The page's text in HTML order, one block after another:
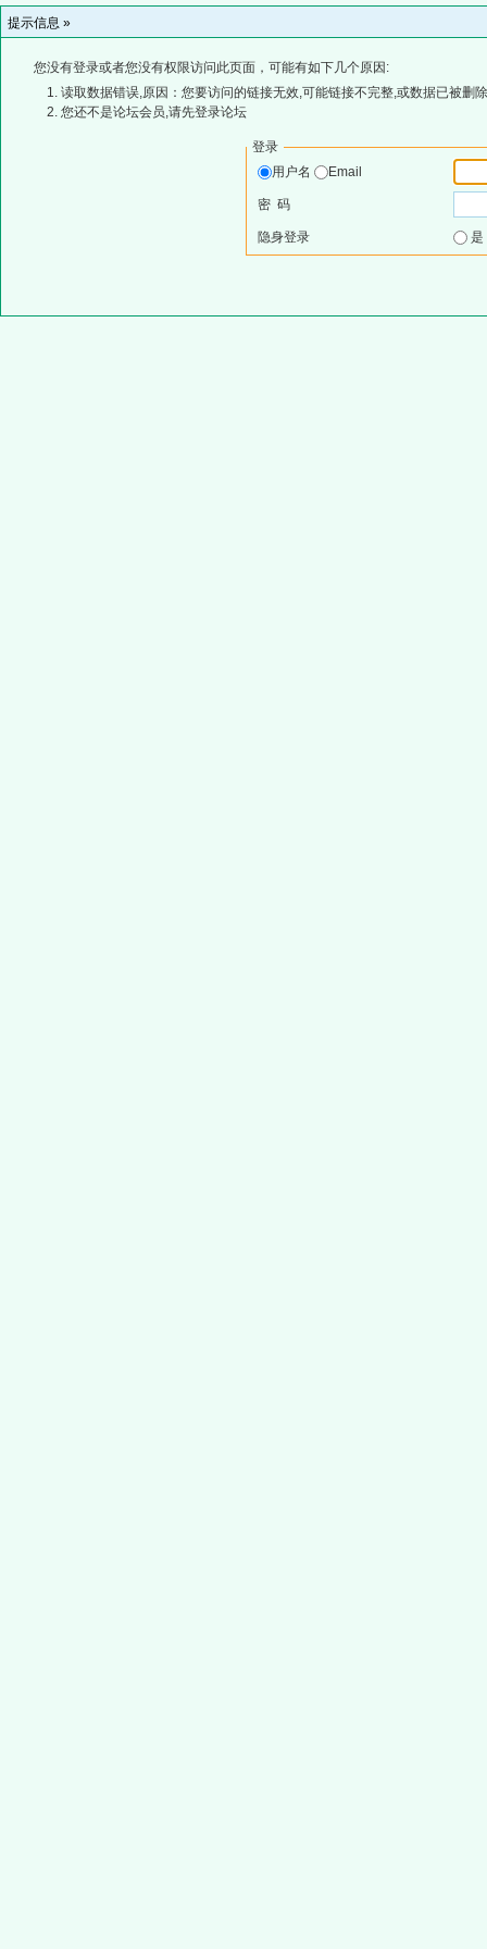
提示信息 »
您没有登录或者您没有权限访问此页面，可能有如下几个原因:
读取数据错误,原因：您要访问的链接无效,可能链接不完整,或数据已被删
您还不是论坛会员,请先登录论坛
登录
用户名
Email
密 码
隐身登录